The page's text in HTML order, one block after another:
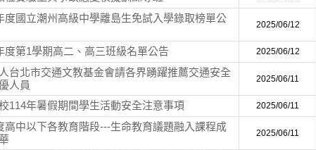
度國立潮州高級中學離島生免試入學錄取榜單公
2025/06/12
度第1學期高二、高三班級名單公告 2025/06/12
台北市交通文教基金會請各界踴躍推薦交通安全
人員
2025/06/11
114年暑假期間學生活動安全注意事項 2025/06/11
高中以下各教育階段---生命教育議題融入課程成
2025/06/11